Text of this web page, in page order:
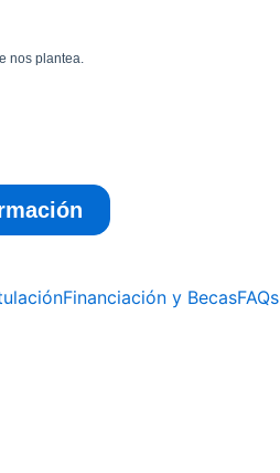
Financiación y BecasFAQs